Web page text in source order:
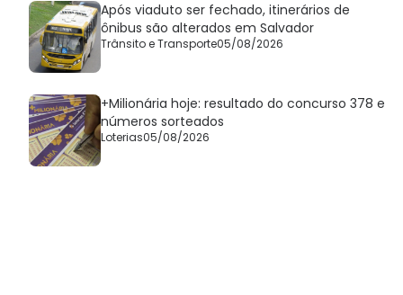
Após viaduto ser fechado, itinerários de
ônibus são alterados em Salvador
Trânsito e Transporte05/08/2026
+Milionária hoje: resultado do concurso 378 e
números sorteados
Loterias05/08/2026